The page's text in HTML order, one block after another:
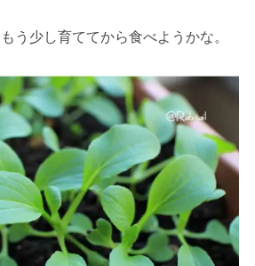
う少し育ててから食べようかな。